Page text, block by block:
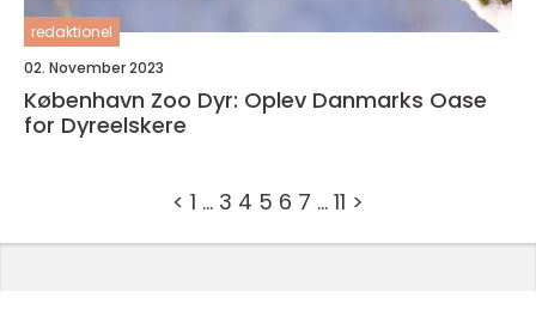
redaktionel
02. November 2023
København Zoo Dyr: Oplev Danmarks Oase
for Dyreelskere
< 1 … 3 4 5 6 7 … 11 >